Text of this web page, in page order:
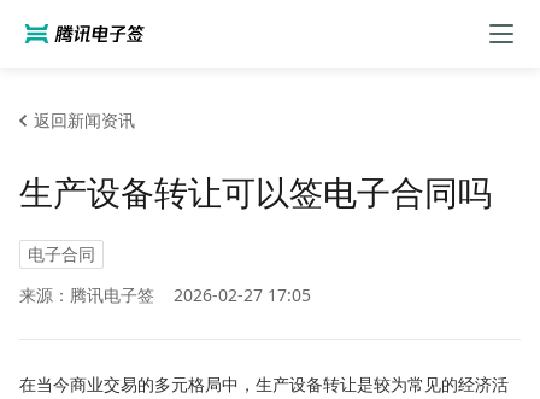
返回新闻资讯
生产设备转让可以签电子合同吗
电子合同
来源：腾讯电子签
2026-02-27 17:05
在当今商业交易的多元格局中，生产设备转让是较为常见的经济活